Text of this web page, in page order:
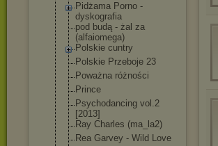
Pidżama Porno -
dyskografia
pod budą - żal za
(alfaiomega)
Polskie cuntry
Polskie Przeboje 23
Poważna różności
Prince
Psychodancing vol.2
[2013]
Ray Charles (ma_la2)
Rea Garvey - Wild Love